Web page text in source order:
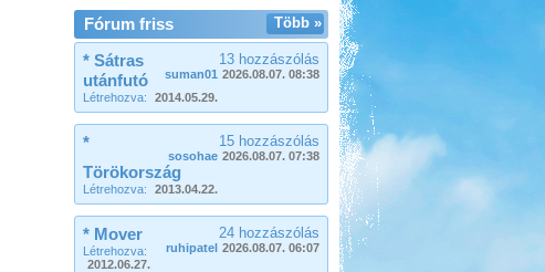
Több »
Fórum friss
13 hozzászólás
suman01 2026.08.07. 08:38
* Sátras
utánfutó
Létrehozva: 2014.05.29.
15 hozzászólás
sosohae 2026.08.07. 07:38
*
Törökország
Létrehozva: 2013.04.22.
24 hozzászólás
ruhipatel 2026.08.07. 06:07
* Mover
Létrehozva:
2012.06.27.